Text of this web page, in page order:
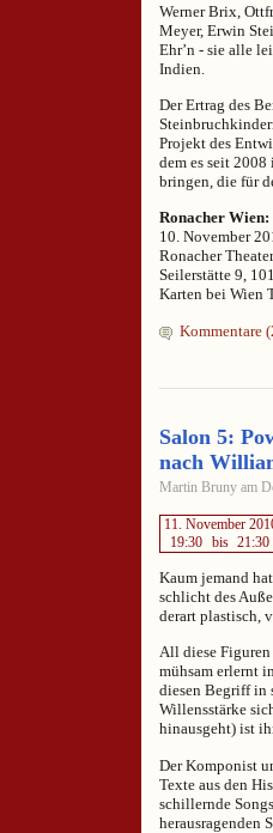
Werner Brix,
Meyer, Erwin
Ehr’n - sie alle
Indien.
Der Ertrag des
Projekt des
dem es seit
bringen, die für
Ronacher
10. November
Ronacher Theater
Seilerstätte 9,
Karten bei Wien
Kommentare
Salon 5:
nach
Martin Bruny am
11. November
19:30 bis 21:30
Kaum jemand
schlicht des
derart plastisch,
All diese
mühsam erlernt
diesen Begriff in
Willensstärke
hinausgeht) ist
Der Komponist
Texte aus den
schillernde
herausragenden